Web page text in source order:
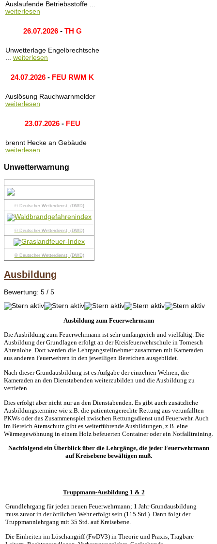
Auslaufende Betriebsstoffe ...
weiterlesen
26.07.2026- TH G
Unwetterlage Engelbrechtsche
... weiterlesen
24.07.2026 - FEU RWM K
Auslösung Rauchwarnmelder
weiterlesen
23.07.2026- FEU
brennt Hecke an Gebäude
weiterlesen
Unwetterwarnung
© Deutscher Wetterdienst, (DWD)
© Deutscher Wetterdienst, (DWD)
© Deutscher Wetterdienst, (DWD)
Ausbildung
Bewertung: 5 / 5
Ausbildung zum Feuerwehrmann
Die Ausbildung zum Feuerwehrmann ist sehr umfangreich und vielfältig. Die
Ausbildung der Grundlagen erfolgt an der Kreisfeuerwehrschule in Tornesch
Ahrenlohe. Dort werden die Lehrgangsteilnehmer zusammen mit Kameraden
aus anderen Feuerwehren in den jeweiligen Bereichen ausgebildet.
Nach dieser Grundausbildung ist es Aufgabe der einzelnen Wehren, die
Kameraden an den Dienstabenden weiterzubilden und die Ausbildung zu
vertiefen.
Dies erfolgt aber nicht nur an den Dienstabenden. Es gibt auch zusätzliche
Ausbildungstermine wie z.B. die patientengerechte Rettung aus verunfallten
PKWs oder das Zusammenspiel zwischen Rettungsdienst und Feuerwehr. Auch
im Bereich Atemschutz gibt es weiterführende Ausbildungen, z.B. eine
Wärmegewöhnung in einem Holz befeuerten Container oder ein Notfalltraining.
Nachfolgend ein Überblick über die Lehrgänge, die jeder Feuerwehrmann
aufKreisebene bewältigen muß.
Truppmann-Ausbildung 1 & 2
Grundlehrgang für jeden neuen Feuerwehrmann; 1 Jahr Grundausbildung
muss zuvor in der örtlichen Wehr erfolgt sein (115 Std.). Dann folgt der
Truppmannlehrgang mit 35 Std. auf Kreisebene.
Die Einheiten im Löschangriff (FwDV3) in Theorie und Praxis, Tragbare